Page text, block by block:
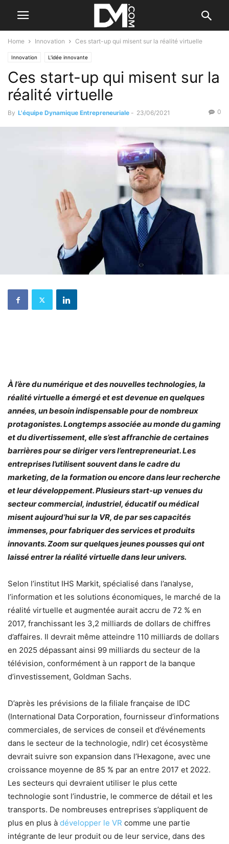
Home Innovation Ces start-up qui misent sur la réalité virtuelle
Innovation L'idée innovante
Ces start-up qui misent sur la
réalité virtuelle
By L'équipe Dynamique Entrepreneuriale - 23/06/2021 0
À l’ère du numérique et des nouvelles technologies, la
réalité virtuelle a émergé et est devenue en quelques
années, un besoin indispensable pour de nombreux
protagonistes. Longtemps associée au monde du gaming
et du divertissement, elle s’est affranchie de certaines
barrières pour se diriger vers l’entrepreneuriat. Les
entreprises l’utilisent souvent dans le cadre du
marketing, de la formation ou encore dans leur recherche
et leur développement. Plusieurs start-up venues du
secteur commercial, industriel, éducatif ou médical
misent aujourd’hui sur la VR, de par ses capacités
immenses, pour fabriquer des services et produits
innovants. Zoom sur quelques jeunes pousses qui ont
laissé entrer la réalité virtuelle dans leur univers.
Selon l’institut IHS Markit, spécialisé dans l’analyse,
l’information et les solutions économiques, le marché de la
réalité virtuelle et augmentée aurait accru de 72 % en
2017, franchissant les 3,2 milliards de dollars de chiffres
d’affaires. Il devrait même atteindre 110 milliards de dollars
en 2025 dépassant ainsi 99 milliards du secteur de la
télévision, conformément à un rapport de la banque
d’investissement, Goldman Sachs.
D’après les prévisions de la filiale française de IDC
(International Data Corporation, fournisseur d’informations
commerciales, de services de conseil et d’événements
dans le secteur de la technologie, ndlr) cet écosystème
devrait suivre son expansion dans l’Hexagone, avec une
croissance moyenne de 85 % par an entre 2017 et 2022.
Les secteurs qui devraient utiliser le plus cette
technologie sont l’industrie, le commerce de détail et les
transports. De nombreuses entreprises s’appliquent de
plus en plus à développer le VR comme une partie
intégrante de leur produit ou de leur service, dans des